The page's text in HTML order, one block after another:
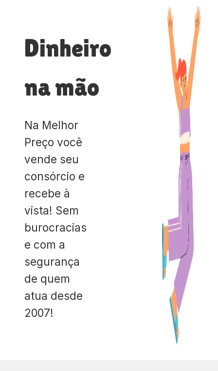
Dinheiro
na mão
Na Melhor
Preço você
vende seu
consórcio e
recebe à
vista! Sem
burocracias
e com a
segurança
de quem
atua desde
2007!